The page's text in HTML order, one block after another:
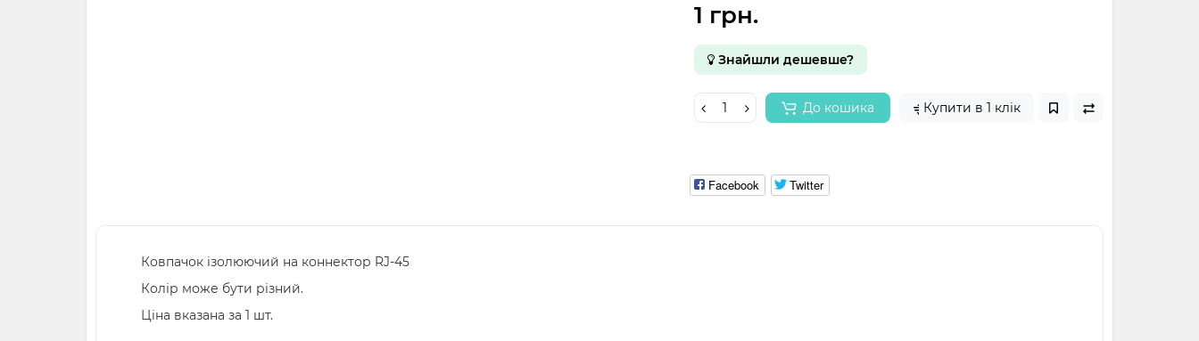
1 грн.
Знайшли дешевше?
До кошика Купити в 1 клік
Facebook Twitter
Ковпачок ізолюючий на коннектор RJ-45
Колір може бути різний.
Ціна вказана за 1 шт.